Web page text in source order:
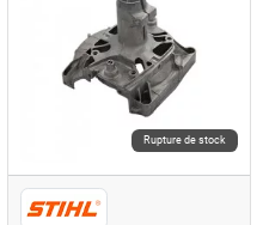
Rupture de stock